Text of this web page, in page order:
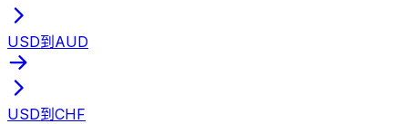
USD到AUD
USD到CHF